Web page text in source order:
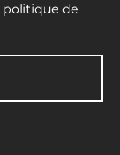
politique de